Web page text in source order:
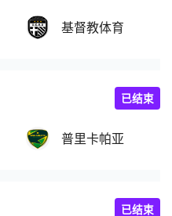
基督教体育
普里卡帕亚
已结束
已结束